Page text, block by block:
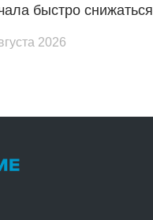
быстро снижаться
2026